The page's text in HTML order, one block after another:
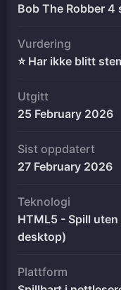
Bob The Robber 4
Vurdering
⭐ Har ikke blitt
Utgitt
25 February 2026
Sist oppdatert
27 February 2026
Teknologi
HTML5 - Spill
desktop)
Plattform